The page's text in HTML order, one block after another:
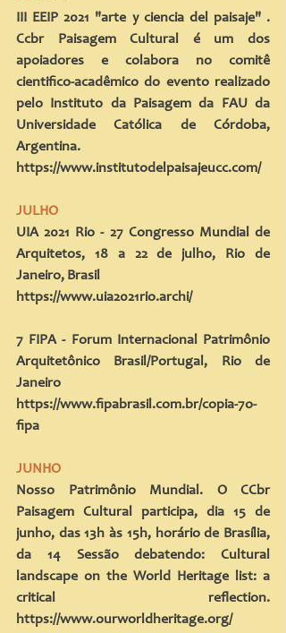
III EEIP 2021 "arte y ciencia del paisaje" .
Ccbr Paisagem Cultural é um dos
apoiadores e colabora no comitê
cientifico-acadêmico do evento realizado
pelo Instituto da Paisagem da FAU da
Universidade Católica de Córdoba,
Argentina.
https://www.institutodelpaisajeucc.com/
JULHO
UIA 2021 Rio - 27 Congresso Mundial de
Arquitetos, 18 a 22 de julho, Rio de
Janeiro, Brasil
https://www.uia2021rio.archi/
7 FIPA - Forum Internacional Patrimônio
Arquitetônico Brasil/Portugal, Rio de
Janeiro
https://www.fipabrasil.com.br/copia-7o-
fipa
JUNHO
Nosso Patrimônio Mundial. O CCbr
Paisagem Cultural participa, dia 15 de
junho, das 13h às 15h, horário de Brasília,
da 14 Sessão debatendo: Cultural
landscape on the World Heritage list: a
https://www.ourworldheritage.org/